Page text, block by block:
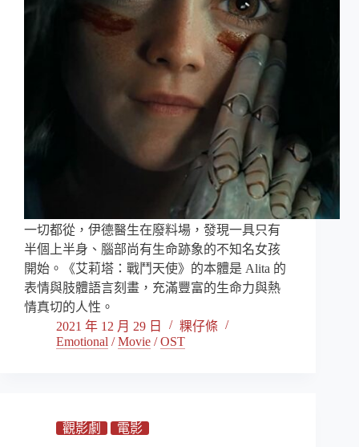
一切都從，伊德醫生在廢料場，發現一具只有
半個上半身、腦部尚有生命跡象的不知名女孩
開始。《艾莉塔：戰鬥天使》的本體是 Alita 的
表情與肢體語言刻畫，充滿豐富的生命力與熱
情真切的人性。
2021 年 12 月 29 日
粿仔條
Emotional /Movie /OST
觀影劇 電影